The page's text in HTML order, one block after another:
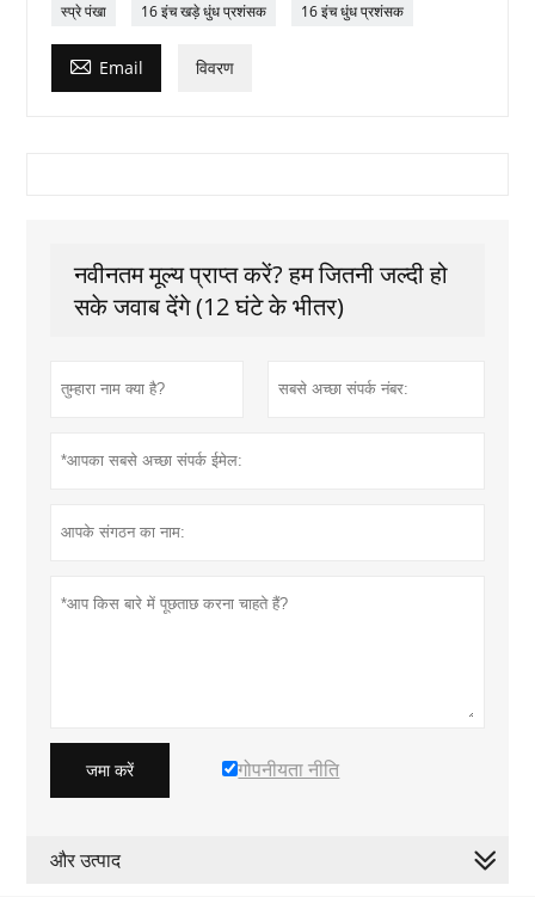
स्प्रे पंखा 16 इंच खड़े धुंध प्रशंसक 16 इंच धुंध प्रशंसक
 Email विवरण
नवीनतम मूल्य प्राप्त करें? हम जितनी जल्दी हो
सके जवाब देंगे (12 घंटे के भीतर)
जमा करें गोपनीयता नीति
और उत्पाद